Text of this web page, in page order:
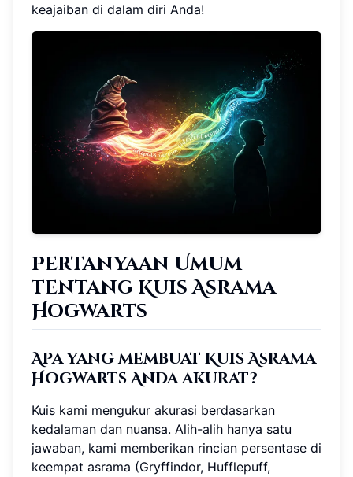
keajaiban di dalam diri Anda!
Pertanyaan Umum
tentang Kuis Asrama
Hogwarts
Apa yang membuat Kuis Asrama
Hogwarts Anda akurat?
Kuis kami mengukur akurasi berdasarkan
kedalaman dan nuansa. Alih-alih hanya satu
jawaban, kami memberikan rincian persentase di
keempat asrama (Gryffindor, Hufflepuff,